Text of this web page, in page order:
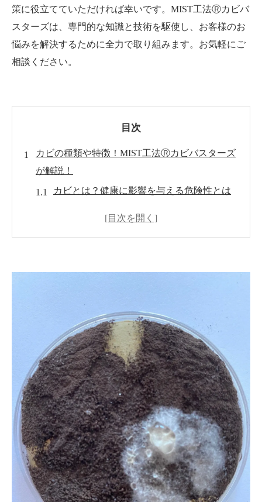
策に役立てていただければ幸いです。MIST工法Ⓡカビバ
スターズは、専門的な知識と技術を駆使し、お客様のお
悩みを解決するために全力で取り組みます。お気軽にご
相談ください。
目次
カビの種類や特徴！MIST工法Ⓡカビバスターズ
が解説！
カビとは？健康に影響を与える危険性とは
MIST工法Ⓡカビバスターズによるカビ対策
一般社団法人微生物対策協会